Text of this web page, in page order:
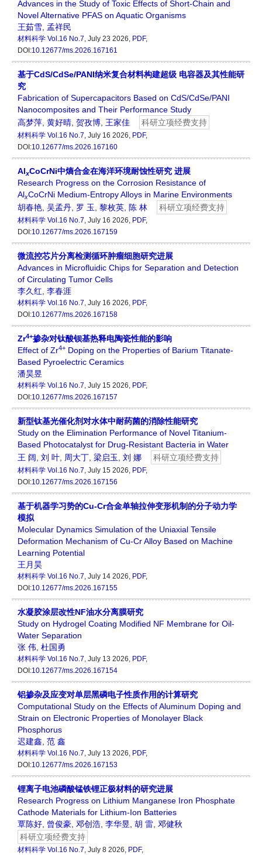
Advances in the Study of Toxic Effects of Short-Chain and
Novel Alternative PFAS on Aquatic Organisms
王茹雪 孟祥民
材料科学 Vol.16 No.7, July 23 2026, PDF,
DOI:10.12677/ms.2026.167161
基于CdS/CdSe/PANI纳米复合材料构建超级 电容器及其性能研
究
Fabrication of Supercapacitors Based on CdS/CdSe/PANI
Nanocomposites and Their Performance Study
高梦萍 黄好晴 贺孜博 王家佳 科研立项经费支持
材料科学 Vol.16 No.7, July 16 2026, PDF,
DOI:10.12677/ms.2026.167160
AlxCoCrNi中熵合金在海洋环境耐蚀性研究 进展
Research Progress on the Corrosion Resistance of
AlxCoCrNi Medium-Entropy Alloys in Marine Environments
胡春艳 吴孟丹 罗 玉 黎枚英 陈 林 科研立项经费支持
材料科学 Vol.16 No.7, July 16 2026, PDF,
DOI:10.12677/ms.2026.167159
微流控芯片分离检测循环肿瘤细胞研究进展
Advances in Microfluidic Chips for Separation and Detection
of Circulating Tumor Cells
李久红 李春涯
材料科学 Vol.16 No.7, July 16 2026, PDF,
DOI:10.12677/ms.2026.167158
Zr4+掺杂对钛酸钡基热释电陶瓷性能的影响
Effect of Zr4+ Doping on the Properties of Barium Titanate-
Based Pyroelectric Ceramics
潘昊昱
材料科学 Vol.16 No.7, July 15 2026, PDF,
DOI:10.12677/ms.2026.167157
新型钛基光催化剂对水体中耐药菌的消除性能研究
Study on the Elimination Performance of Novel Titanium-
Based Photocatalyst for Drug-Resistant Bacteria in Water
王 阔 刘 叶 周大丁 梁启玉 刘 娜 科研立项经费支持
材料科学 Vol.16 No.7, July 15 2026, PDF,
DOI:10.12677/ms.2026.167156
基于机器学习势的Cu-Cr合金单轴拉伸变形机制的分子动力学
模拟
Molecular Dynamics Simulation of the Uniaxial Tensile
Deformation Mechanism of Cu-Cr Alloy Based on Machine
Learning Potential
王月昊
材料科学 Vol.16 No.7, July 14 2026, PDF,
DOI:10.12677/ms.2026.167155
水凝胶涂层改性NF油水分离膜研究
Study on Hydrogel Coating Modified NF Membrane for Oil-
Water Separation
张 伟 杜国勇
材料科学 Vol.16 No.7, July 13 2026, PDF,
DOI:10.12677/ms.2026.167154
铝掺杂及应变对单层黑磷电子性质作用的计算研究
Computational Study on the Effects of Aluminum Doping and
Strain on Electronic Properties of Monolayer Black
Phosphorus
迟建鑫 范 鑫
材料科学 Vol.16 No.7, July 13 2026, PDF,
DOI:10.12677/ms.2026.167153
锂离子电池磷酸锰铁锂正极材料的研究进展
Research Progress on Lithium Manganese Iron Phosphate
Cathode Materials for Lithium-Ion Batteries
覃陈好 曾俊豪 邓创浩 李华昱 胡 雷 邓健秋
科研立项经费支持
材料科学 Vol.16 No.7, July 8 2026, PDF,